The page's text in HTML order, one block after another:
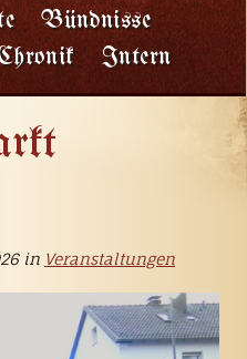
Bündnisse
Intern
in Veranstaltungen